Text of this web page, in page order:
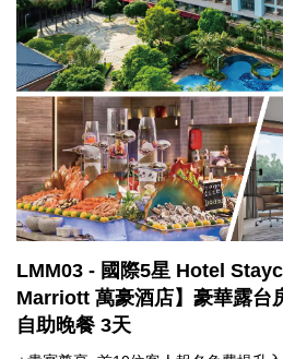
LMM03 - 國際5星 Hotel
Marriott 萬豪酒店】豪華露台
自助晚餐 3天